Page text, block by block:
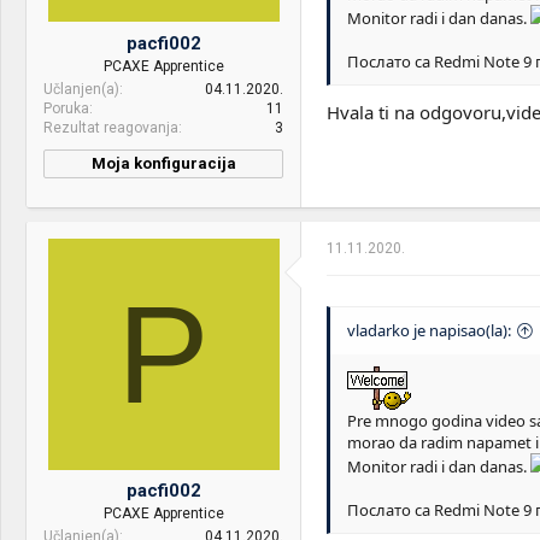
HDD:
Sandisk 120 GB sata ssd +
WD 4 TB sata hdd +
Kingston 120 GB sata ssd
Sound:
Microlab MT280B, Sony
WH-XB700
PSU: XPG Core Reactor 650
keyboard:
Logitech MX Keys Mini &
Redragon Diti K585
Internet: mts 400/200
OS & Browser:
pacfi002
PCAXE Apprentice
Učlanjen(a)
04.11.2020.
Poruka
11
Rezultat reagovanja
3
Moja konfiguracija
Monitor radi i dan danas.
Послато са Redmi Note 9
Hvala ti na
P
pacfi002
PCAXE Apprentice
11.11.2020.
vladarko je napisao(la):
Pre mnogo godina video
morao da radim
Monitor radi i dan danas.
Послато са Redmi Note 9